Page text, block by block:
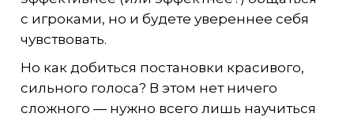
с игроками, но и будете увереннее себя
чувствовать.
Но как добиться постановки красивого,
сильного голоса? В этом нет ничего
сложного — нужно всего лишь научиться